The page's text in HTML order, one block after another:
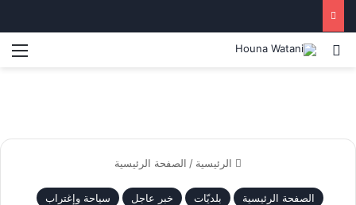
بحث عن
الرئيسية / الصفحة الرئيسية
الصفحة الرئيسية بلديّات خبر عاجل سياحة وإغتراب